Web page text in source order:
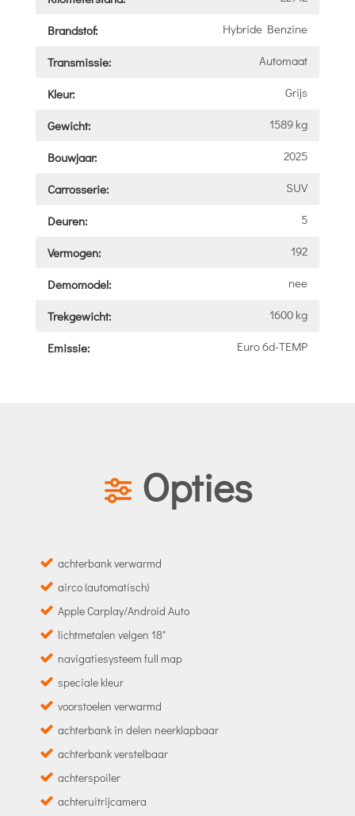
Brandstof: Hybride Benzine
Transmissie: Automaat
Kleur: Grijs
Gewicht: 1589 kg
Bouwjaar: 2025
Carrosserie: SUV
Deuren: 5
Vermogen: 192
Demomodel: nee
Trekgewicht: 1600 kg
Emissie: Euro 6d-TEMP
Opties
achterbank verwarmd
airco (automatisch)
Apple Carplay/Android Auto
lichtmetalen velgen 18"
navigatiesysteem full map
speciale kleur
voorstoelen verwarmd
achterbank in delen neerklapbaar
achterbank verstelbaar
achterspoiler
achteruitrijcamera